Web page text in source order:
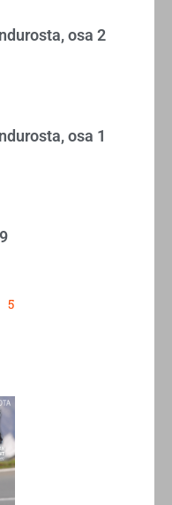
osa 2
osa 1
5